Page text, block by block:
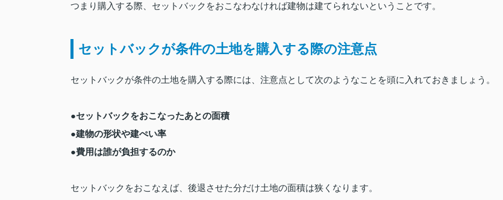
つまり購入する際、セットバックをおこなわなければ建物は建てられないということです。
セットバックが条件の土地を購入する際の注意点
セットバックが条件の土地を購入する際には、注意点として次のようなことを頭に入れておきましょう。
●セットバックをおこなったあとの面積
●建物の形状や建ぺい率
●費用は誰が負担するのか
セットバックをおこなえば、後退させた分だけ土地の面積は狭くなります。